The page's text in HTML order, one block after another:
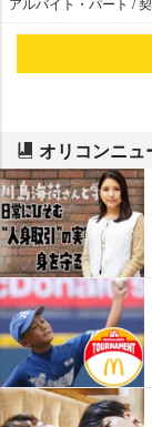
オリコンニ